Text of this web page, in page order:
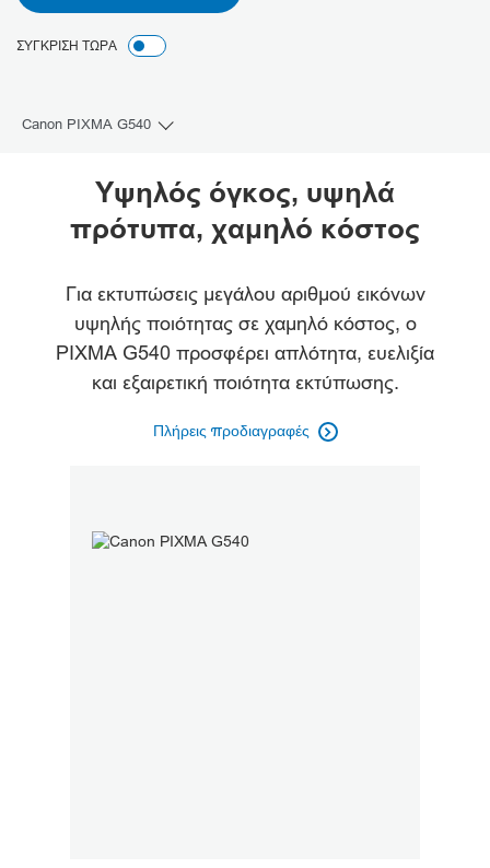
ΣΥΓΚΡΙΣΗ ΤΩΡΑ
Canon PIXMA G540
Toggle breadcrumbs
Επισκόπηση
Προδιαγραφές
Υποστήριξη
Υψηλός όγκος, υψηλά
πρότυπα, χαμηλό κόστος
Για εκτυπώσεις μεγάλου αριθμού εικόνων
υψηλής ποιότητας σε χαμηλό κόστος, ο
PIXMA G540 προσφέρει απλότητα, ευελιξία
και εξαιρετική ποιότητα εκτύπωσης.
Πλήρεις προδιαγραφές 